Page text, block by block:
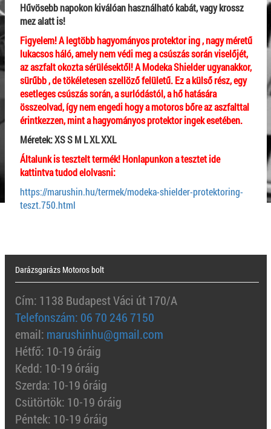
Hűvösebb napokon kiválóan használható kabát, vagy krossz
mez alatt is!
Figyelem! A legtöbb hagyományos protektor ing , nagy méretű
lukacsos háló, amely nem védi meg a csúszás során viselőjét,
az aszfalt okozta sérülésektől! A Modeka Shielder ugyanakkor,
sürűbb , de tökéletesen szellöző felületű. Ez a külső rész, egy
esetleges csúszás során, a surlódástól, a hő hatására
összeolvad, így nem engedi hogy a motoros bőre az aszfalttal
érintkezzen, mint a hagyományos protektor ingek esetében.
Méretek: XS S M L XL XXL
Általunk is tesztelt termék! Honlapunkon a tesztet ide
kattintva tudod elolvasni:
https://marushin.hu/termek/modeka-shielder-protektoring-
teszt.750.html
Darázsgarázs Motoros bolt
Cím: 1138 Budapest Váci út 170/A
Telefonszám: 06 70 246 7150
email: marushinhu@gmail.com
Hétfő: 10-19 óráig
Kedd: 10-19 óráig
Szerda: 10-19 óráig
Csütörtök: 10-19 óráig
Péntek: 10-19 óráig